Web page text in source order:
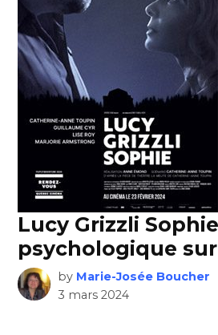
Lucy Grizzli
psychologique
by Marie-Josée Boucher
3 mars 2024